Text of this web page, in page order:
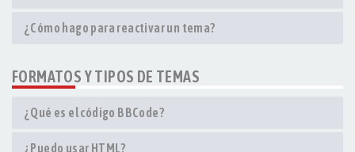
¿Cómo hago para reactivar un tema?
FORMATOS Y TIPOS DE TEMAS
¿Qué es el código BBCode?
¿Puedo usar HTML?